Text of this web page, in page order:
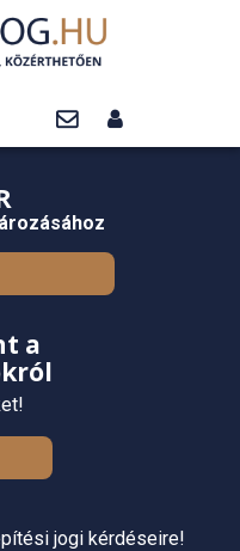
a
jogi kérdéseire!